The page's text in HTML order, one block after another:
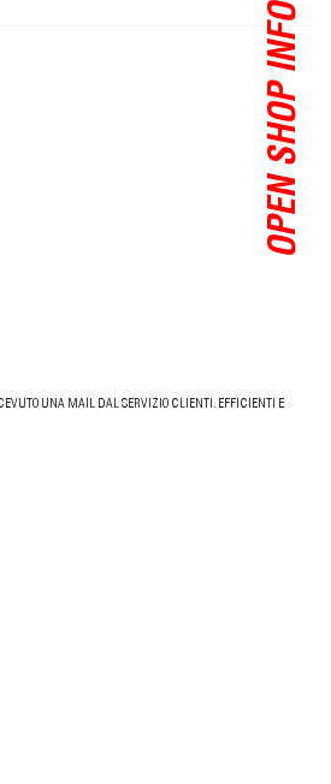
OPEN SHOP INFO
UNA MAIL DAL SERVIZIO CLIENTI. EFFICIENTI E